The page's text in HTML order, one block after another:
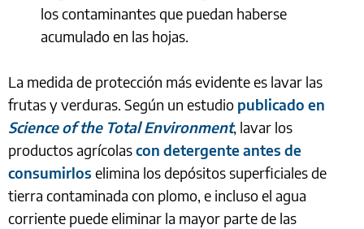
los contaminantes que puedan haberse
acumulado en las hojas.
La medida de protección más evidente es lavar las
frutas y verduras. Según un estudio publicado en
Science of the Total Environment, lavar los
productos agrícolascon detergente antes de
consumirlos elimina los depósitos superficiales de
tierra contaminada con plomo, e incluso el agua
corriente puede eliminar la mayor parte de las